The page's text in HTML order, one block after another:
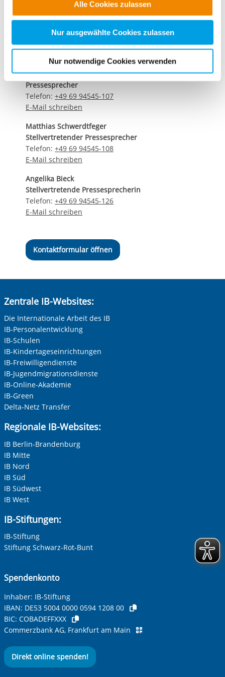
alle Cookie-Kategorien auswählen. Sie können mittels
nachfolgender Buttons über Ihre Einwilligung für diese
Zwecke entscheiden und Ihre erteilte Einwilligung stets
für die Zukunft widerrufen. Bitte beachten Sie: Ihre
Cookies, die erforderlich zur Bereitstellung der von Ihnen
aufgerufenen und somit gewünschten Website-
Funktionen sind. Diese Cookies setzen wir aufgrund
berechtigter Interessen und daher unabhängig von einer
Alle Cookies zulassen
Nur ausgewählte Cookies zulassen
Nur notwendige Cookies verwenden
selbstbestimmtes Leben“, sagt Thiemo Fojkar,
Vorstandsvorsitzender des IB.
Dirk Altbürger
Pressesprecher
Telefon:+49 69 94545-107
E-Mail schreiben
Matthias Schwerdtfeger
Stellvertretender Pressesprecher
Telefon:+49 69 94545-108
E-Mail schreiben
Angelika Bieck
Stellvertretende Pressesprecherin
Telefon:+49 69 94545-126
E-Mail schreiben
Kontaktformular öffnen
Zentrale IB-Websites:
Die Internationale Arbeit des IB
IB-Personalentwicklung
IB-Schulen
IB-Kindertageseinrichtungen
IB-Freiwilligendienste
IB-Jugendmigrationsdienste
IB-Online-Akademie
IB-Green
Delta-Netz Transfer
Regionale IB-Websites:
IB Berlin-Brandenburg
IB Mitte
IB Nord
IB Süd
IB Südwest
IB West
IB-Stiftungen:
IB-Stiftung
Stiftung Schwarz-Rot-Bunt
Spendenkonto
Inhaber: IB-Stiftung
IBAN: DE53 5004 0000 0594 1208 00
BIC: COBADEFFXXX
Commerzbank AG, Frankfurt am Main
Direkt online spenden!